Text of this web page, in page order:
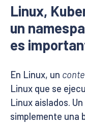
Linux,
un
es
En Linux, un
Linux que se
Linux aislados.
simplemente una